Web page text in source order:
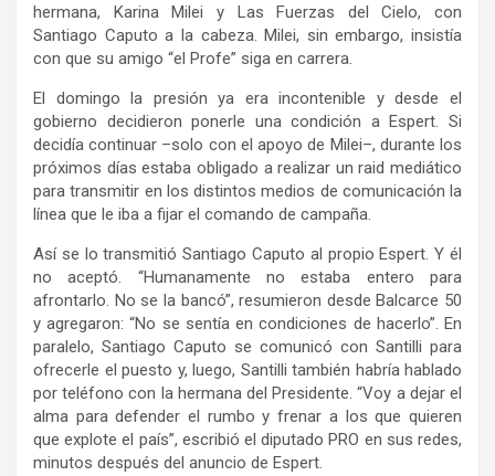
hermana, Karina Milei y Las Fuerzas del Cielo, con
Santiago Caputo a la cabeza. Milei, sin embargo, insistía
con que su amigo “el Profe” siga en carrera.
El domingo la presión ya era incontenible y desde el
gobierno decidieron ponerle una condición a Espert. Si
decidía continuar –solo con el apoyo de Milei–, durante los
próximos días estaba obligado a realizar un raid mediático
para transmitir en los distintos medios de comunicación la
línea que le iba a fijar el comando de campaña.
Así se lo transmitió Santiago Caputo al propio Espert. Y él
no aceptó. “Humanamente no estaba entero para
afrontarlo. No se la bancó”, resumieron desde Balcarce 50
y agregaron: “No se sentía en condiciones de hacerlo”. En
paralelo, Santiago Caputo se comunicó con Santilli para
ofrecerle el puesto y, luego, Santilli también habría hablado
por teléfono con la hermana del Presidente. “Voy a dejar el
alma para defender el rumbo y frenar a los que quieren
que explote el país”, escribió el diputado PRO en sus redes,
minutos después del anuncio de Espert.